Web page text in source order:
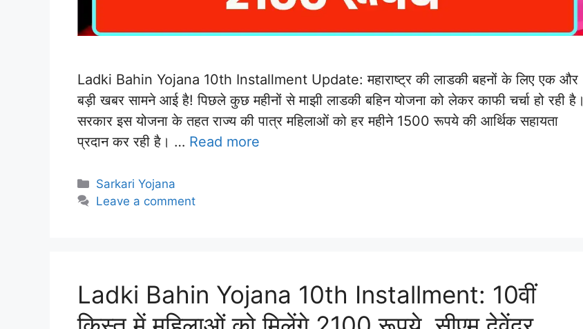
Ladki Bahin Yojana 10th Installment Update: महाराष्ट्र की लाडकी बहनों के लिए एक और
बड़ी खबर सामने आई है! पिछले कुछ महीनों से माझी लाडकी बहिन योजना को लेकर काफी चर्चा हो रही है।
सरकार इस योजना के तहत राज्य की पात्र महिलाओं को हर महीने 1500 रूपये की आर्थिक सहायता
प्रदान कर रही है। … Read more
Categories
Sarkari Yojana
Leave a comment
Ladki Bahin Yojana 10th Installment: 10वीं